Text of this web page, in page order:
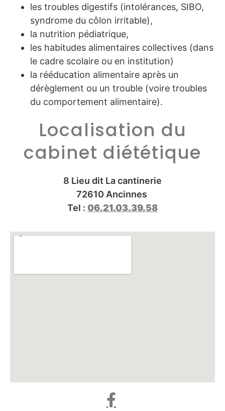
les troubles digestifs (intolérances, SIBO,
syndrome du côlon irritable),
la nutrition pédiatrique,
les habitudes alimentaires collectives (dans
le cadre scolaire ou en institution)
la rééducation alimentaire après un
dérèglement ou un trouble (voire troubles
du comportement alimentaire).
Localisation du
cabinet diététique
8 Lieu dit La cantinerie
72610 Ancinnes
Tel : 06.21.03.39.58